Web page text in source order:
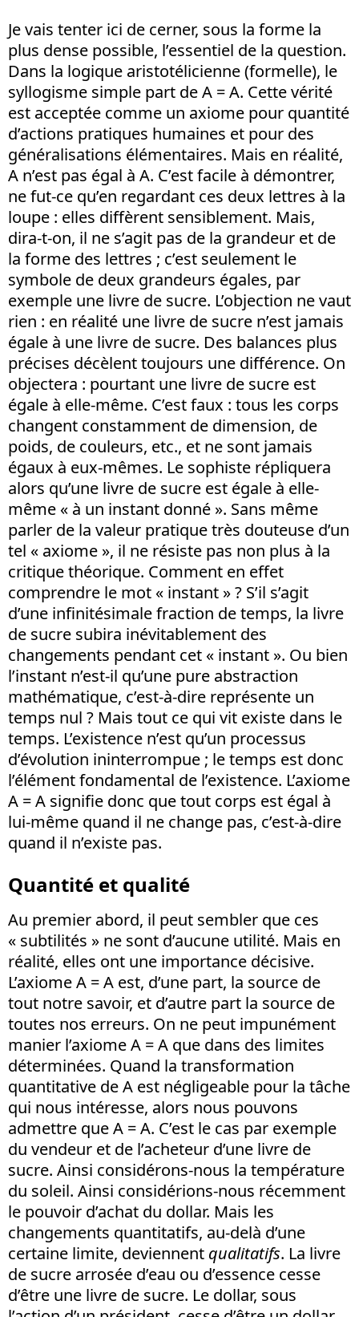
Je vais tenter ici de cerner, sous la forme la
plus dense possible, l’essentiel de la question.
Dans la logique aristotélicienne (formelle), le
syllogisme simple part de A = A. Cette vérité
est acceptée comme un axiome pour quantité
d’actions pratiques humaines et pour des
généralisations élémentaires. Mais en réalité,
A n’est pas égal à A. C’est facile à démontrer,
ne fut-ce qu’en regardant ces deux lettres à la
loupe : elles diffèrent sensiblement. Mais,
dira-t-on, il ne s’agit pas de la grandeur et de
la forme des lettres ; c’est seulement le
symbole de deux grandeurs égales, par
exemple une livre de sucre. L’objection ne vaut
rien : en réalité une livre de sucre n’est jamais
égale à une livre de sucre. Des balances plus
précises décèlent toujours une différence. On
objectera : pourtant une livre de sucre est
égale à elle-même. C’est faux : tous les corps
changent constamment de dimension, de
poids, de couleurs, etc., et ne sont jamais
égaux à eux-mêmes. Le sophiste répliquera
alors qu’une livre de sucre est égale à elle-
même « à un instant donné ». Sans même
parler de la valeur pratique très douteuse d’un
tel « axiome », il ne résiste pas non plus à la
critique théorique. Comment en effet
comprendre le mot « instant » ? S’il s’agit
d’une infinitésimale fraction de temps, la livre
de sucre subira inévitablement des
changements pendant cet « instant ». Ou bien
l’instant n’est-il qu’une pure abstraction
mathématique, c’est-à-dire représente un
temps nul ? Mais tout ce qui vit existe dans le
temps. L’existence n’est qu’un processus
d’évolution ininterrompue ; le temps est donc
l’élément fondamental de l’existence. L’axiome
A = A signifie donc que tout corps est égal à
lui-même quand il ne change pas, c’est-à-dire
quand il n’existe pas.
Quantité et qualité
Au premier abord, il peut sembler que ces
« subtilités » ne sont d’aucune utilité. Mais en
réalité, elles ont une importance décisive.
L’axiome A = A est, d’une part, la source de
tout notre savoir, et d’autre part la source de
toutes nos erreurs. On ne peut impunément
manier l’axiome A = A que dans des limites
déterminées. Quand la transformation
quantitative de A est négligeable pour la tâche
qui nous intéresse, alors nous pouvons
admettre que A = A. C’est le cas par exemple
du vendeur et de l’acheteur d’une livre de
sucre. Ainsi considérons-nous la température
du soleil. Ainsi considérions-nous récemment
le pouvoir d’achat du dollar. Mais les
changements quantitatifs, au-delà d’une
certaine limite, deviennent qualitatifs. La livre
de sucre arrosée d’eau ou d’essence cesse
d’être une livre de sucre. Le dollar, sous